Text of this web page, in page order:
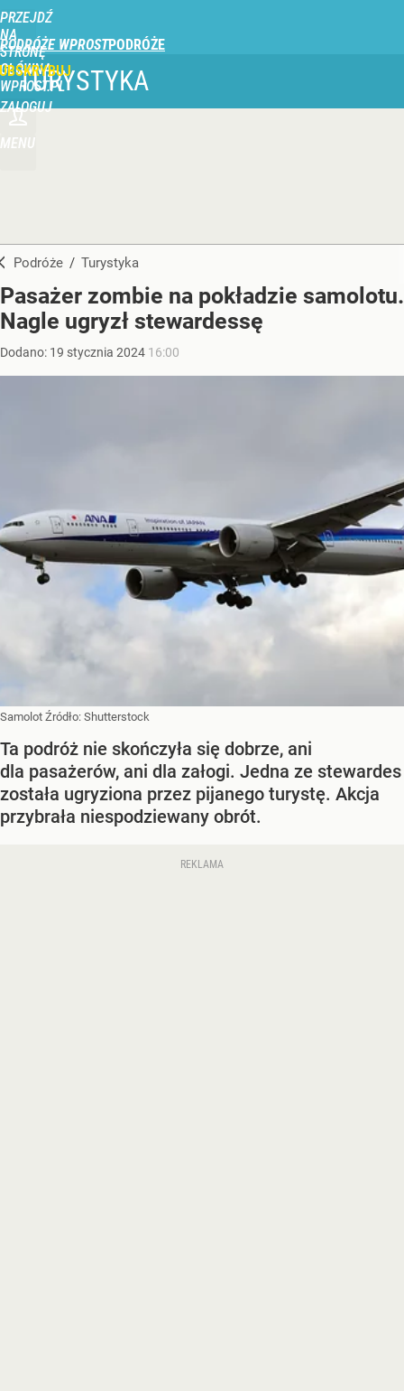
PRZEJDŹ
NA
STRONĘ
GŁÓWNĄ
WPROST.PL
PODRÓŻE WPROST
ZALOGUJ
MENU
TURYSTYKA
Podróże / Turystyka
Pasażer zombie na pokładzie samolotu.
Nagle ugryzł stewardessę
Dodano: 19 stycznia 2024 16:00
Samolot Źródło: Shutterstock
Ta podróż nie skończyła się dobrze, ani
dla pasażerów, ani dla załogi. Jedna ze stewardes
została ugryziona przez pijanego turystę. Akcja
przybrała niespodziewany obrót.